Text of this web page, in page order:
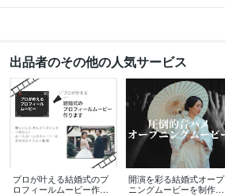
出品者のその他の人気サービス
プロが叶える結婚式のプ
ロフィールムービー作り
開演を彩る結婚式オープ
ニングムービーを制作し